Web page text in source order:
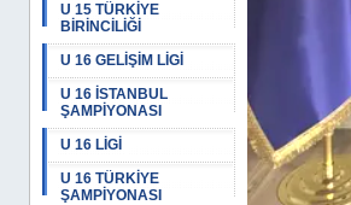
U 15 TÜRKİYE
BİRİNCİLİĞİ
U 16 GELİŞİM LİGİ
U 16 İSTANBUL
ŞAMPİYONASI
U 16 LİGİ
U 16 TÜRKİYE
ŞAMPİYONASI